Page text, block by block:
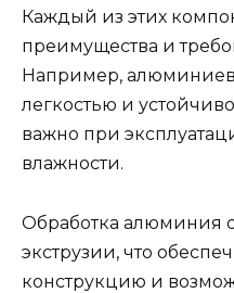
Каждый из этих
преимущества и
Например,
легкостью и
важно при
влажности.
Обработка алюминия
экструзии, что
конструкцию и